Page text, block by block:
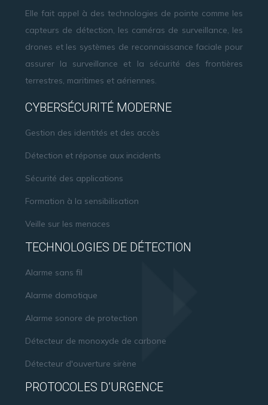
Elle fait appel à des technologies de pointe comme les
capteurs de détection, les caméras de surveillance, les
drones et les systèmes de reconnaissance faciale pour
assurer la surveillance et la sécurité des frontières
terrestres, maritimes et aériennes.
CYBERSÉCURITÉ MODERNE
Gestion des identités et des accès
Détection et réponse aux incidents
Sécurité des applications
Formation à la sensibilisation
Veille sur les menaces
TECHNOLOGIES DE DÉTECTION
Alarme sans fil
Alarme domotique
Alarme sonore de protection
Détecteur de monoxyde de carbone
Détecteur d'ouverture sirène
PROTOCOLES D’URGENCE